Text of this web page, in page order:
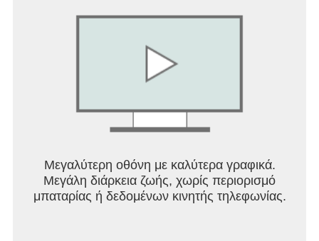
Μεγαλύτερη οθόνη με καλύτερα γραφικά.
Μεγάλη διάρκεια ζωής, χωρίς περιορισμό
μπαταρίας ή δεδομένων κινητής τηλεφωνίας.